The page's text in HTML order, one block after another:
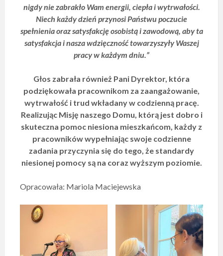
nigdy nie zabrakło Wam energii, ciepła i wytrwałości.
Niech każdy dzień przynosi Państwu poczucie
spełnienia oraz satysfakcję osobistą i zawodową, aby ta
satysfakcja i nasza wdzięczność towarzyszyły Waszej
pracy w każdym dniu.”
Głos zabrała również Pani Dyrektor, która
podziękowała pracownikom za zaangażowanie,
wytrwałość i trud wkładany w codzienną pracę.
Realizując Misję naszego Domu, którą jest dobro i
skuteczna pomoc niesiona mieszkańcom, każdy z
pracowników wypełniając swoje codzienne
zadania przyczynia się do tego, że standardy
niesionej pomocy są na coraz wyższym poziomie.
Opracowała: Mariola Maciejewska